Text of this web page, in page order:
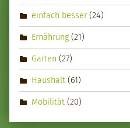
einfach besser(24)
Ernährung (21)
Garten (27)
Haushalt (61)
Mobilität (20)